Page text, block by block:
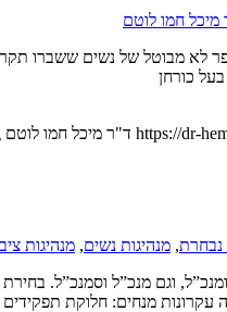
מיכל חמו לוטם
לא מבוטל של נשים ששברו
כורחן
https://dr- ד"ר מיכל חמו לוטם
נבחרת, מנהיגות נשים, מנהיגות
וגם מנכ”ל וסמנכ”ל.
מנחים: חלוקת